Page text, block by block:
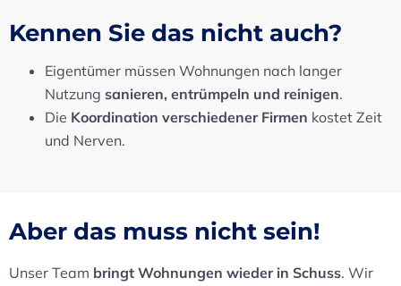
Kennen Sie das nicht auch?
Eigentümer müssen Wohnungen nach langer
Nutzung sanieren, entrümpeln und reinigen.
Die Koordination verschiedener Firmen kostet Zeit
und Nerven.
Aber das muss nicht sein!
Unser Team bringt Wohnungen wieder in Schuss. Wir